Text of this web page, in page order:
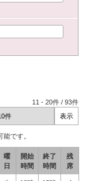
11 -20件 /93件
です。
曜
日
開始
時間
終了
時間
残
席